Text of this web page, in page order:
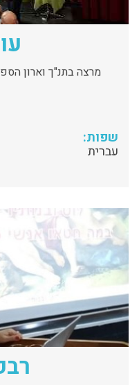
מרצה בתנ"ך וארון
שפות:
עברית